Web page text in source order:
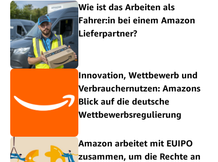
Wie ist das Arbeiten als
Fahrer:in bei einem Amazon
Lieferpartner?
Innovation, Wettbewerb und
Verbrauchernutzen: Amazons
Blick auf die deutsche
Wettbewerbsregulierung
Amazon arbeitet mit EUIPO
zusammen, um die Rechte an